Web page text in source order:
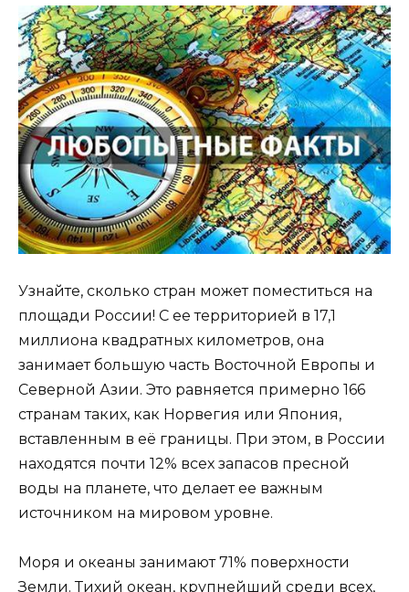
Узнайте, сколько стран может поместиться на
площади России! С ее территорией в 17,1
миллиона квадратных километров, она
занимает большую часть Восточной Европы и
Северной Азии. Это равняется примерно 166
странам таких, как Норвегия или Япония,
вставленным в её границы. При этом, в России
находятся почти 12% всех запасов пресной
воды на планете, что делает ее важным
источником на мировом уровне.
Моря и океаны занимают 71% поверхности
Земли. Тихий океан, крупнейший среди всех,